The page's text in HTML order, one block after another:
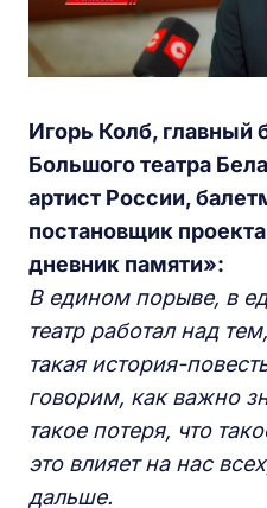
Игорь Колб, главный
Большого театра
артист России,
постановщик
дневник памяти»:
В едином порыве, в
театр работал над
такая история-
говорим, как важно
такое потеря, что
это влияет на нас
дальше.